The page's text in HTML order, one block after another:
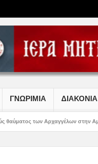
ΓΝΩΡΙΜΙΑ ΔΙΑΚΟΝΙΑ
στην Αμβρακιά Θέρμου